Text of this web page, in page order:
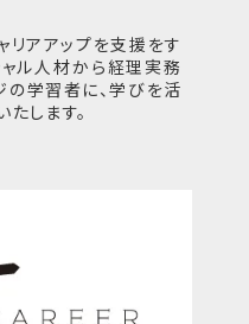
リアアップを支援をす
ル人材から経理実務
の学習者に、学びを活
します。